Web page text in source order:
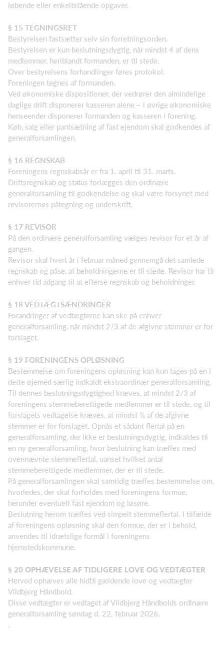
løbende eller enkeltstående opgaver.
§ 15 TEGNINGSRET
Bestyrelsen fastsætter selv sin forretningsorden.
Bestyrelsen er kun beslutningsdygtig, når mindst 4 af dens
medlemmer, heriblandt formanden, er til stede.
Over bestyrelsens forhandlinger føres protokol.
Foreningen tegnes af formanden.
Ved økonomiske dispositioner, der vedrører den almindelige
daglige drift disponerer kasseren alene – i øvrige økonomiske
henseender disponerer formanden og kasseren i forening.
Køb, salg eller pantsætning af fast ejendom skal godkendes af
generalforsamlingen.
§ 16 REGNSKAB
Foreningens regnskabsår er fra 1. april til 31. marts.
Driftsregnskab og status forlægges den ordinære
generalforsamling til godkendelse og skal være forsynet med
revisorernes påtegning og underskrift.
§ 17 REVISOR
På den ordinære generalforsamling vælges revisor for et år af
gangen.
Revisor skal hvert år i februar måned gennemgå det samlede
regnskab og påse, at beholdningerne er til stede. Revisor har til
enhver tid adgang til at efterse regnskab og beholdninger.
§ 18 VEDTÆGTSÆNDRINGER
Forandringer af vedtægterne kan ske på enhver
generalforsamling, når mindst 2/3 af de afgivne stemmer er for
forslaget.
§ 19 FORENINGENS OPLØSNING
Bestemmelse om foreningens opløsning kan kun tages på en i
dette øjemed særlig indkaldt ekstraordinær generalforsamling.
Til dennes beslutningsdygtighed kræves, at mindst 2/3 af
foreningens stemmeberettigede medlemmer er til stede, og til
forslagets vedtagelse kræves, at mindst ¾ af de afgivne
stemmer er for forslaget. Opnås et sådant flertal på en
generalforsamling, der ikke er beslutningsdygtig, indkaldes til
en ny generalforsamling, hvor beslutning kan træffes med
ovennævnte stemmeflertal, uanset hvilket antal
stemmeberettigede medlemmer, der er til stede.
På generalforsamlingen skal samtidig træffes bestemmelse om,
hvorledes, der skal forholdes med foreningens formue,
herunder eventuelt fast ejendom og løsøre.
Beslutning herom træffes ved simpelt stemmeflertal. I tilfælde
af foreningens opløsning skal den formue, der er i behold,
anvendes til idrætslige formål i foreningens
hjemstedskommune.
§ 20 OPHÆVELSE AF TIDLIGERE LOVE OG VEDTÆGTER
Herved ophæves alle hidtil gældende love og vedtægter
Vildbjerg Håndbold.
Disse vedtægter er vedtaget af Vildbjerg Håndbolds ordinære
generalforsamling søndag d. 22. februar 2026.
.